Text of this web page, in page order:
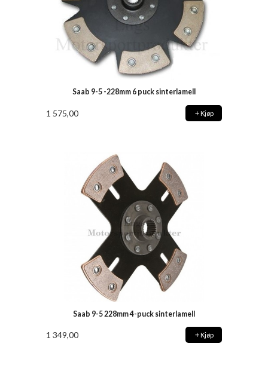
Saab 9-5 -228mm 6 puck sinterlamell
1 575,00 Kjøp
Saab 9-5 228mm 4-puck sinterlamell
1 349,00 Kjøp